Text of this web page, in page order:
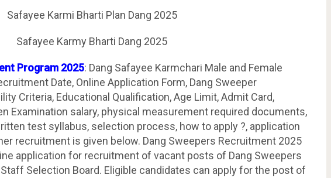
Safayee Karmi Bharti Plan Dang 2025
Safayee Karmy Bharti Dang 2025
Program 2025: Dang Safayee Karmchari Male and Female
Date, Online Application Form, Dang Sweeper
Criteria, Educational Qualification, Age Limit, Admit Card,
Examination salary, physical measurement required documents,
test syllabus, selection process, how to apply ?, application
recruitment is given below. Dang Sweepers Recruitment 2025
application for recruitment of vacant posts of Dang Sweepers
Selection Board. Eligible candidates can apply for the post of